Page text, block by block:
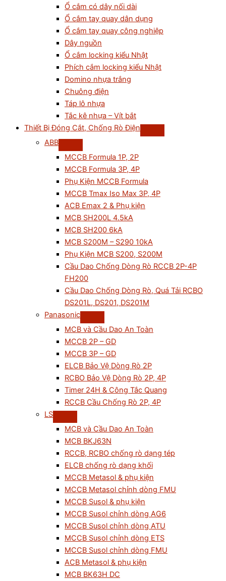
Ổ cắm có dây nối dài
Ổ cắm tay quay dân dụng
Ổ cắm tay quay công nghiệp
Dây nguồn
Ổ cắm locking kiểu Nhật
Phích cắm locking kiểu Nhật
Domino nhựa trắng
Chuông điện
Táp lô nhựa
Tắc kê nhựa – Vít bắt
Thiết Bị Đóng Cắt, Chống Rò Điện
ABB
MCCB Formula 1P, 2P
MCCB Formula 3P, 4P
Phụ Kiện MCCB Formula
MCCB Tmax Iso Max 3P, 4P
ACB Emax 2 & Phụ kiện
MCB SH200L 4.5kA
MCB SH200 6kA
MCB S200M – S290 10kA
Phụ Kiện MCB S200, S200M
Cầu Dao Chống Dòng Rò RCCB 2P-4P
FH200
Cầu Dao Chống Dòng Rò, Quá Tải RCBO
DS201L, DS201, DS201M
Panasonic
MCB và Cầu Dao An Toàn
MCCB 2P – GD
MCCB 3P – GD
ELCB Bảo Vệ Dòng Rò 2P
RCBO Bảo Vệ Dòng Rò 2P, 4P
Timer 24H & Công Tắc Quang
RCCB Cầu Chống Rò 2P, 4P
LS
MCB và Cầu Dao An Toàn
MCB BKJ63N
RCCB, RCBO chống rò dạng tép
ELCB chống rò dạng khối
MCCB Metasol & phụ kiện
MCCB Metasol chỉnh dòng FMU
MCCB Susol & phụ kiện
MCCB Susol chỉnh dòng AG6
MCCB Susol chỉnh dòng ATU
MCCB Susol chỉnh dòng ETS
MCCB Susol chỉnh dòng FMU
ACB Metasol & phụ kiện
MCB BK63H DC